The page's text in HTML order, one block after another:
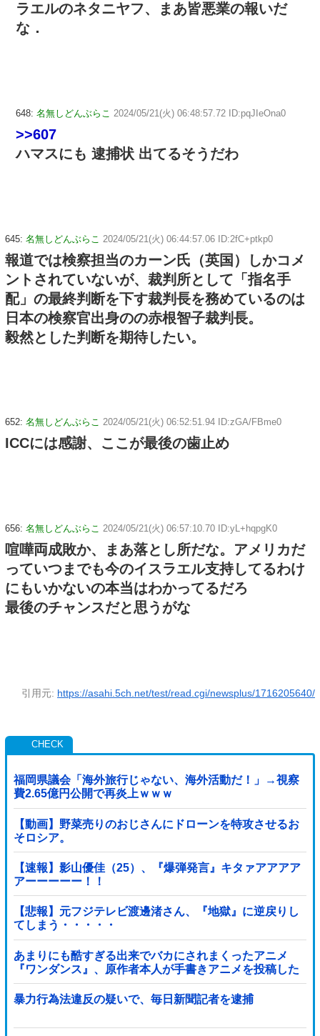
ラエルのネタニヤフ、まあ皆悪業の報いだ
な．
648: 名無しどんぶらこ 2024/05/21(火) 06:48:57.72 ID:pqJIeOna0
>>607
ハマスにも 逮捕状 出てるそうだわ
645: 名無しどんぶらこ 2024/05/21(火) 06:44:57.06 ID:2fC+ptkp0
報道では検察担当のカーン氏（英国）しかコメ
ントされていないが、裁判所として「指名手
配」の最終判断を下す裁判長を務めているのは
日本の検察官出身のの赤根智子裁判長。
毅然とした判断を期待したい。
652: 名無しどんぶらこ 2024/05/21(火) 06:52:51.94 ID:zGA/FBme0
ICCには感謝、ここが最後の歯止め
656: 名無しどんぶらこ 2024/05/21(火) 06:57:10.70 ID:yL+hqpgK0
喧嘩両成敗か、まあ落とし所だな。アメリカだ
っていつまでも今のイスラエル支持してるわけ
にもいかないの本当はわかってるだろ
最後のチャンスだと思うがな
引用元: https://asahi.5ch.net/test/read.cgi/newsplus/1716205640/
福岡県議会「海外旅行じゃない、海外活動だ！」→視察
費2.65億円公開で再炎上ｗｗｗ
【動画】野菜売りのおじさんにドローンを特攻させるお
そロシア。
【速報】影山優佳（25）、『爆弾発言』キタァアアアア
アーーーーー！！
【悲報】元フジテレビ渡邊渚さん、『地獄』に逆戻りし
てしまう・・・・・
あまりにも酷すぎる出来でバカにされまくったアニメ
『ワンダンス』、原作者本人が手書きアニメを投稿した
結果・・・ｗｗｗｗｗｗ他
暴力行為法違反の疑いで、毎日新聞記者を逮捕